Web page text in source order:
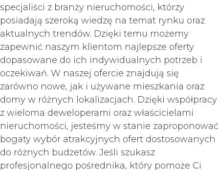
specjaliści z branży nieruchomości, którzy
posiadają szeroką wiedzę na temat rynku oraz
aktualnych trendów. Dzięki temu możemy
zapewnić naszym klientom najlepsze oferty
dopasowane do ich indywidualnych potrzeb i
oczekiwań. W naszej ofercie znajdują się
zarówno nowe, jak i używane mieszkania oraz
domy w różnych lokalizacjach. Dzięki współpracy
z wieloma deweloperami oraz właścicielami
nieruchomości, jesteśmy w stanie zaproponować
bogaty wybór atrakcyjnych ofert dostosowanych
do różnych budżetów. Jeśli szukasz
profesjonalnego pośrednika, który pomoże Ci